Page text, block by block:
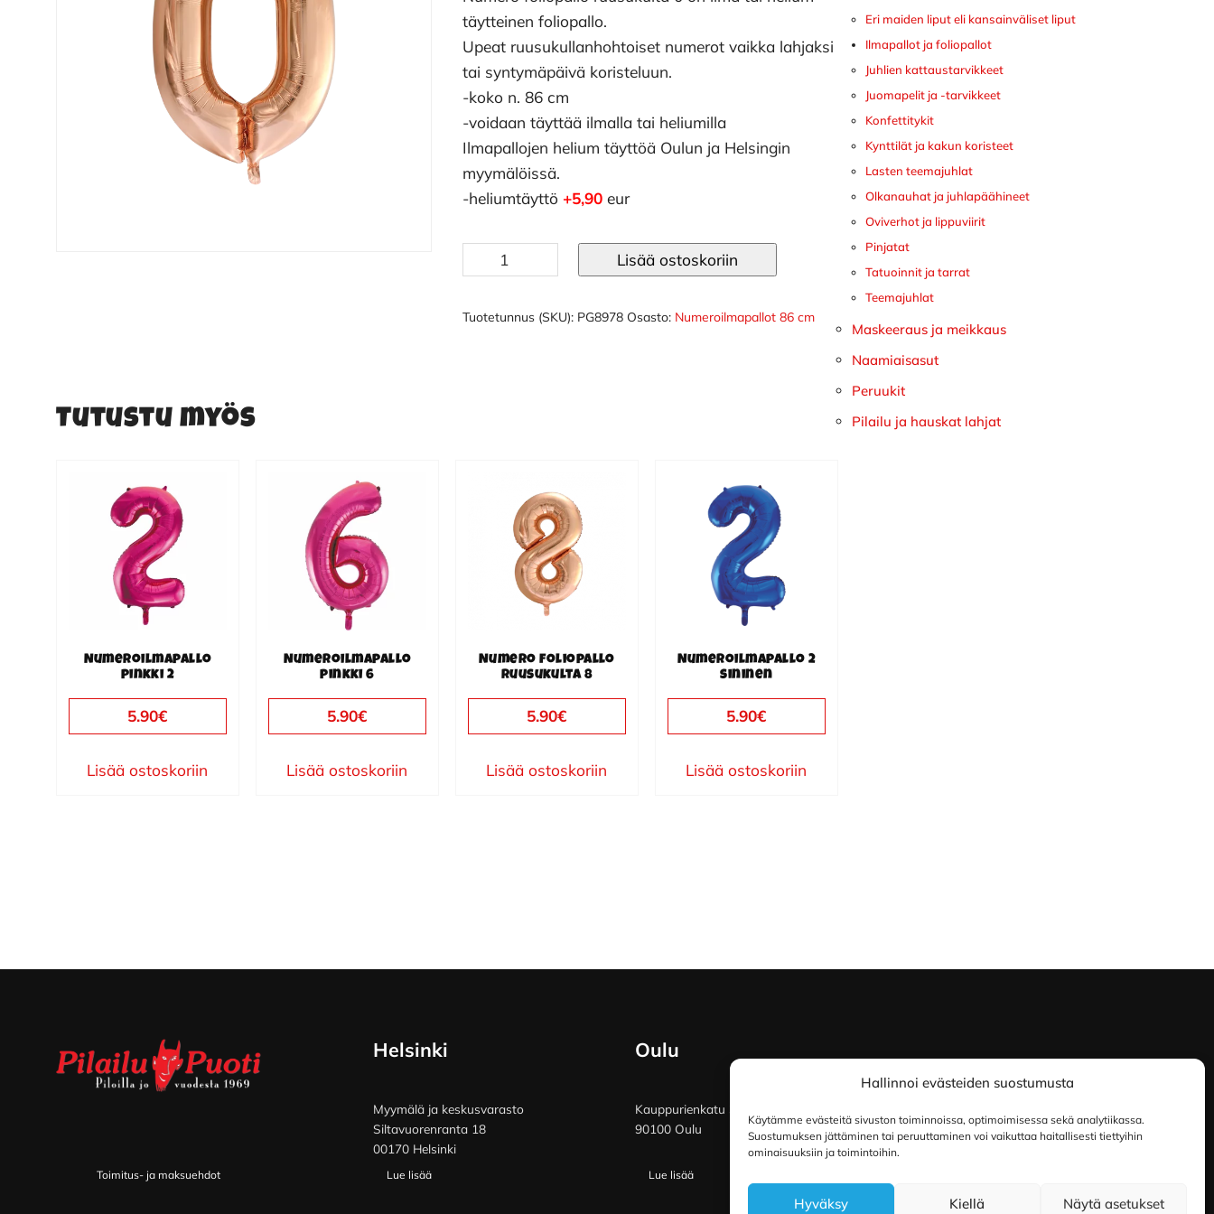
Hallinnoi evästeiden suostumusta
Käytämme evästeitä sivuston toiminnoissa, optimoimisessa sekä analytiikassa.
Suostumuksen jättäminen tai peruuttaminen voi vaikuttaa haitallisesti tiettyihin
ominaisuuksiin ja toimintoihin.
Hyväksy Kiellä Näytä asetukset
täytteinen foliopallo.
Upeat ruusukullanhohtoiset numerot vaikka lahjaksi
tai syntymäpäivä koristeluun.
-koko n. 86 cm
-voidaan täyttää ilmalla tai heliumilla
Ilmapallojen helium täyttöä Oulun ja Helsingin
myymälöissä.
-heliumtäyttö +5,90 eur
Numero
foliopallo
0
Lisää ostoskoriin
Tuotetunnus (SKU): PG8978 Osasto: Numeroilmapallot 86 cm
Tutustu myös
Numeroilmapallo
pinkki 2
5.90€
Lisää ostoskoriin
Numeroilmapallo
pinkki 6
5.90€
Lisää ostoskoriin
Numero foliopallo
ruusukulta 8
5.90€
Lisää ostoskoriin
Numeroilmapallo 2
sininen
5.90€
Lisää ostoskoriin
Eri maiden liput eli kansainväliset liput
Ilmapallot ja foliopallot
Juhlien kattaustarvikkeet
Juomapelit ja -tarvikkeet
Konfettitykit
Kynttilät ja kakun koristeet
Lasten teemajuhlat
Olkanauhat ja juhlapäähineet
Oviverhot ja lippuviirit
Pinjatat
Tatuoinnit ja tarrat
Teemajuhlat
Maskeeraus ja meikkaus
Naamiaisasut
Peruukit
Pilailu ja hauskat lahjat
Toimitus- ja maksuehdot
Helsinki
Myymälä ja keskusvarasto
Siltavuorenranta 18
00170 Helsinki
Lue lisää
Oulu
Kauppurienkatu 34
90100 Oulu
Lue lisää